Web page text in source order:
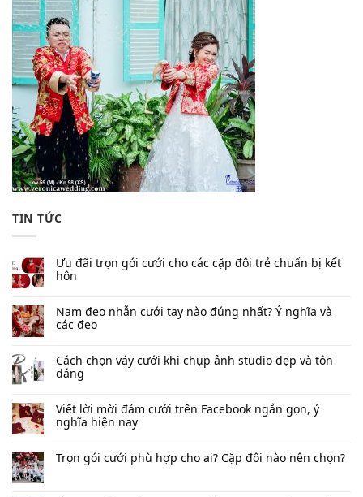
TIN TỨC
Ưu đãi trọn gói cưới cho các cặp đôi trẻ chuẩn bị kết
hôn
Nam đeo nhẫn cưới tay nào đúng nhất​? Ý nghĩa và
các đeo
Cách chọn váy cưới khi chụp ảnh studio đẹp và tôn
dáng
Viết lời mời đám cưới trên Facebook​ ngắn gọn, ý
nghĩa hiện nay
Trọn gói cưới phù hợp cho ai? Cặp đôi nào nên chọn?